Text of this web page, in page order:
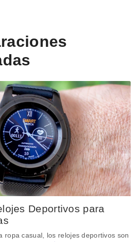
Deportivos para
ropa casual, los relojes deportivos son